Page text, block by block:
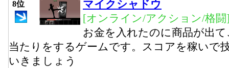
8位
マイクシャドウ
[オンライン/アクション/格闘
お金を入れたのに商品が出
当たりをするゲームです。スコアを稼いで
いきましょう